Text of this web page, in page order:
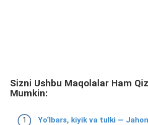
Sizni Ushbu Maqolalar Ham
Mumkin:
Yo‘lbars, kiyik va tulki —